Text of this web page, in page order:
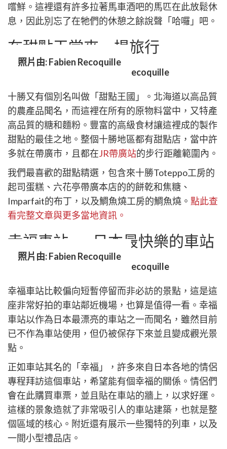
嚐鮮。這裡還有許多拉著馬車酒吧的馬匹在此放鬆休
息，因此別忘了在牠們的休憩之餘說聲「哈囉」吧。
在甜點天堂來一場旅行
照片由: Fabien Recoquille
十勝又有個別名叫做「甜點王國」。北海道以高品質
的農產品聞名，而這裡在所有的原物料當中，又特產
高品質的糖和麵粉。豐富的高級食材讓這裡成的製作
甜點的最佳之地。整個十勝地區都有甜點店，當中許
多就在帶廣市，且都在JR帶廣站的步行距離範圍內。
我們最喜歡的甜點精選，包含來十勝Toteppo工房的
起司蛋糕、六花亭帶廣本店的的餅乾和焦糖、
Imparfait的布丁，以及鯛魚燒工房的鯛魚燒。 點此查
看完整文章與更多當地資訊。
幸福車站——日本最快樂的車站
照片由: Fabien Recoquille
幸福車站比較偏向短暫停留而非必訪的景點，這是這
座非常好拍的車站鄰近機場，也算是值得一看。幸福
車站以作為日本最漂亮的車站之一而聞名，雖然目前
已不作為車站使用，但仍被保存下來並且變成觀光景
點。
正如車站其名的「幸福」，許多來自日本各地的情侶
專程拜訪這個車站，希望能有個幸福的關係。情侶們
會在此購買車票，並且貼在車站的牆上，以求好運。
這樣的景象造就了非常吸引人的車站建築，也就是整
個區域的核心。附近還有展示一些獨特的列車，以及
一間小型禮品店。